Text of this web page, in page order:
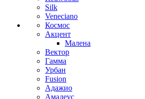
Silk
Veneciano
Космос
Акцент
Малена
Вектор
Гамма
Урбан
Fusion
Адажио
Амадеус